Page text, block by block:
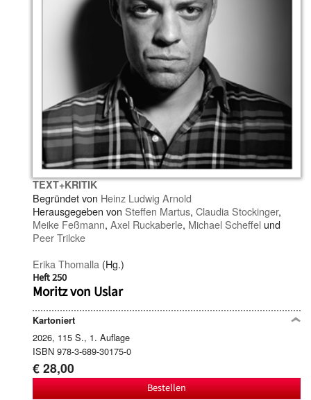
TEXT+KRITIK
Begründet von Heinz Ludwig Arnold
Herausgegeben von Steffen Martus, Claudia Stockinger,
Meike Feßmann, Axel Ruckaberle, Michael Scheffel und
Peer Trilcke
Erika Thomalla (Hg.)
Heft 250
Moritz von Uslar
Kartoniert
2026, 115 S., 1. Auflage
ISBN 978-3-689-30175-0
€ 28,00
Bestellen